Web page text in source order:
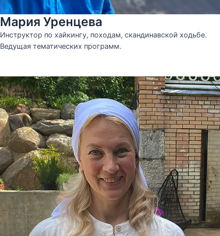
Мария Уренцева
Инструктор по хайкингу, походам, скандинавской ходьбе.
Ведущая тематических программ.